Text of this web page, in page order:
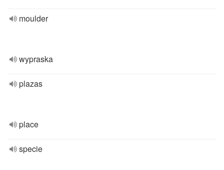
moulder
wypraska
plazas
place
specie